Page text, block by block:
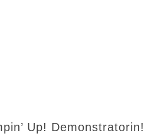
Up! Demonstratorin!